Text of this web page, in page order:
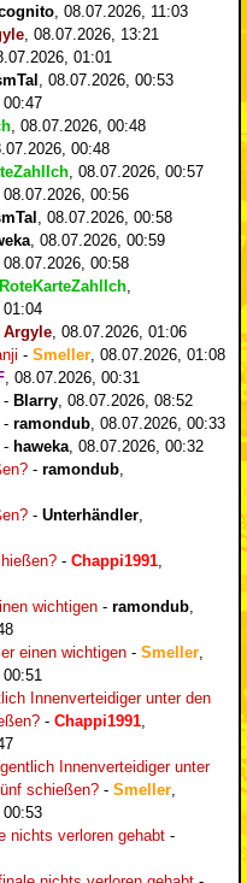
, 08.07.2026, 11:03
, 08.07.2026, 13:21
01:01
, 08.07.2026, 00:53
, 08.07.2026, 00:48
00:48
, 08.07.2026, 00:57
08.07.2026, 00:56
, 08.07.2026, 00:58
, 08.07.2026, 00:59
08.07.2026, 00:58
,
Argyle, 08.07.2026, 01:06
- Smeller, 08.07.2026, 01:08
, 08.07.2026, 00:31
- Blarry, 08.07.2026, 08:52
- ramondub, 08.07.2026, 00:33
- haweka, 08.07.2026, 00:32
- ramondub,
- Unterhändler,
- Chappi1991,
wichtigen - ramondub,
einen wichtigen - Smeller,
Innenverteidiger unter den
- Chappi1991,
Innenverteidiger unter
schießen? - Smeller,
nichts verloren gehabt -